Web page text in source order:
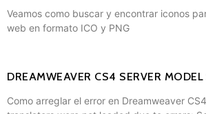
Veamos como buscar y encontrar iconos
web en formato ICO y PNG
DREAMWEAVER CS4 SERVER
Como arreglar el error en Dreamweaver